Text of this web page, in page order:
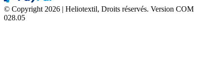
© Copyright 2026 | Heliotextil, Droits réservés. Version COM
028.05